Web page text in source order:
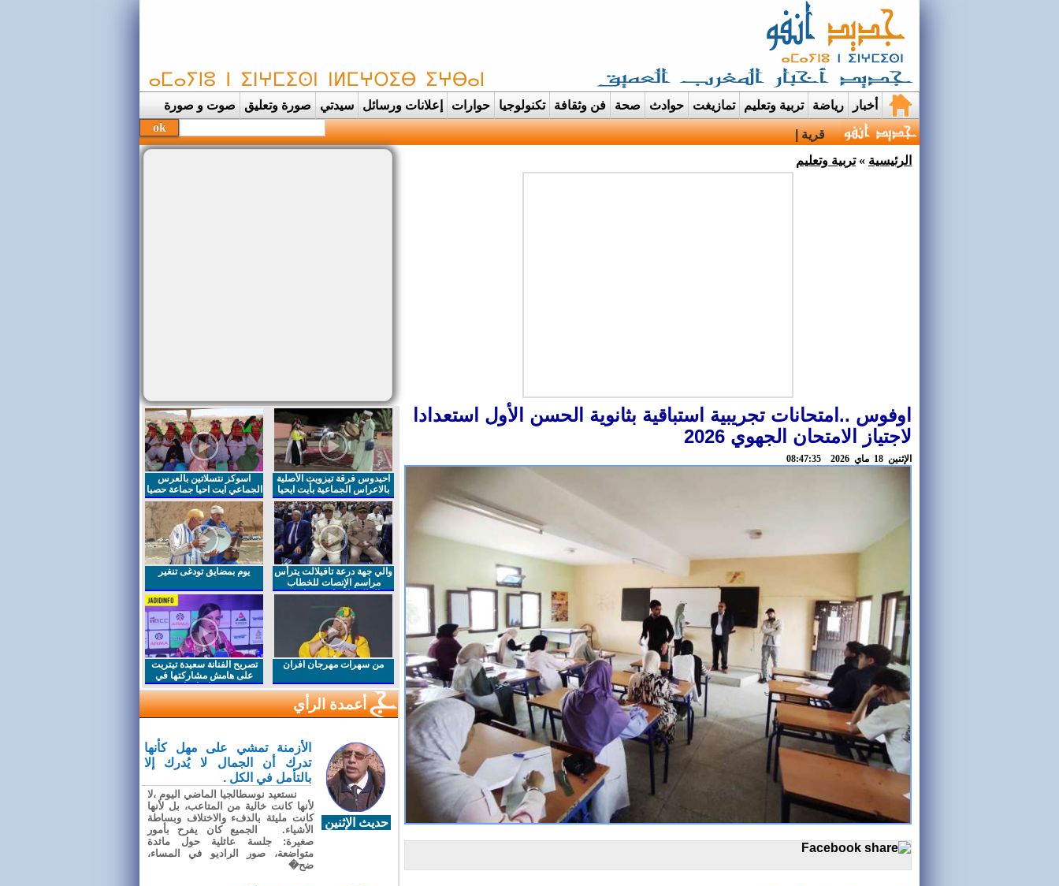
أخبار رياضة تربية وتعليم تمازيغت حوادث صحة فن وثقافة تكنولوجيا حوارات إعلانات ورسائل سيدتي صورة وتعليق صوت و صورة
قرية إيمي نواسيف بتارودانت تتحول الى عرس ايماني مهيب احتفاء بحفظة القرآ |
الرئيسية »تربية وتعليم
اوفوس ..امتحانات تجريبية استباقية بثانوية الحسن الأول استعدادا
لاجتياز الامتحان الجهوي 2026
اﻹثنين 18 ماي 2026 08:47:35
احيدوس فرقة تيزويت الأصلية
بالاعراس الجماعية بأيت ايحيا
اسوكز نتسلاتين بالعرس
الجماعي ايت احيا جماعة حصيا
والي جهة درعة تافيلالت يترأس
مراسم الإنصات للخطاب
الملكي السامي بمناسبة
يوم بمضايق تودغى تنغير
من سهرات مهرجان افران
تصريح الفنانة سعيدة تيتريت
على هامش مشاركتها في
مهرجان افران
أعمدة الرأي
حديث الإثنين
الأزمنة تمشي على مهل كأنها
تدرك أن الجمال لا يُدرك إلا
بالتأمل في الكل .
نستعيد نوسطالجيا الماضي اليوم ،لا
لأنها كانت خالية من المتاعب، بل لأنها
كانت مليئة بالدفء والاختلاف وبساطة
الأشياء. الجميع كان يفرح بأمور
صغيرة: جلسة عائلية حول مائدة
متواضعة، صور الراديو في المساء،
ضح�